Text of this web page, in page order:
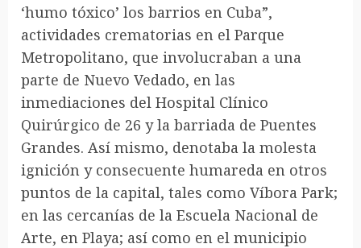
‘humo tóxico’ los barrios en Cuba”,
actividades crematorias en el Parque
Metropolitano, que involucraban a una
parte de Nuevo Vedado, en las
inmediaciones del Hospital Clínico
Quirúrgico de 26 y la barriada de Puentes
Grandes. Así mismo, denotaba la molesta
ignición y consecuente humareda en otros
puntos de la capital, tales como Víbora Park;
en las cercanías de la Escuela Nacional de
Arte, en Playa; así como en el municipio